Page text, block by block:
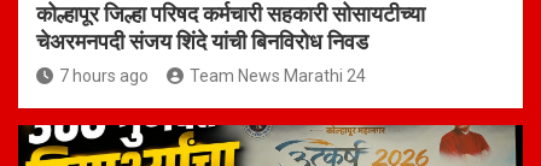
कोल्हापूर जिल्हा परिषद कर्मचारी सहकारी सोसायटीच्या
चेअरमनपदी संजय शिंदे यांची बिनविरोध निवड
7 hours ago Team News Marathi 24